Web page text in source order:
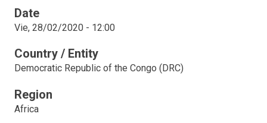
Date
Vie, 28/02/2020 - 12:00
Country / Entity
Democratic Republic of the Congo (DRC)
Region
Africa